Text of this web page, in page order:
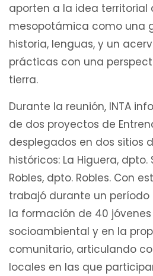
aporten a la idea territorial
mesopotámica como una
historia, lenguas, y un
prácticas con una
tierra.
Durante la reunión, INTA
de dos proyectos de
desplegados en dos sitios
históricos: La Higuera, dpto.
Robles, dpto. Robles. Con
trabajó durante un período
la formación de 40
socioambiental y en la
comunitario, articulando
locales en las que